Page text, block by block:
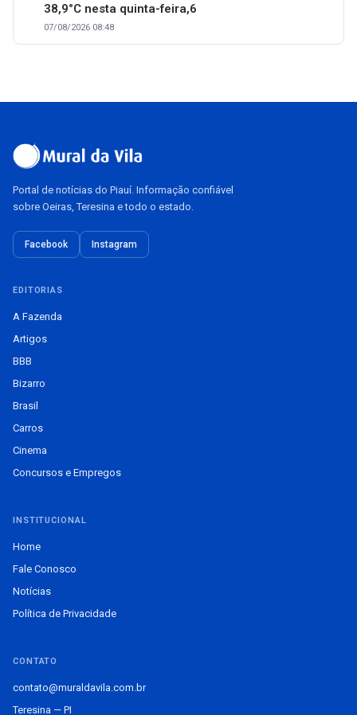
38,9°C nesta quinta-feira,6
07/08/2026 08:48
Portal de notícias do Piauí. Informação confiável
sobre Oeiras, Teresina e todo o estado.
Facebook Instagram
EDITORIAS
A Fazenda
Artigos
BBB
Bizarro
Brasil
Carros
Cinema
Concursos e Empregos
INSTITUCIONAL
Home
Fale Conosco
Notícias
Política de Privacidade
CONTATO
contato@muraldavila.com.br
Teresina — PI